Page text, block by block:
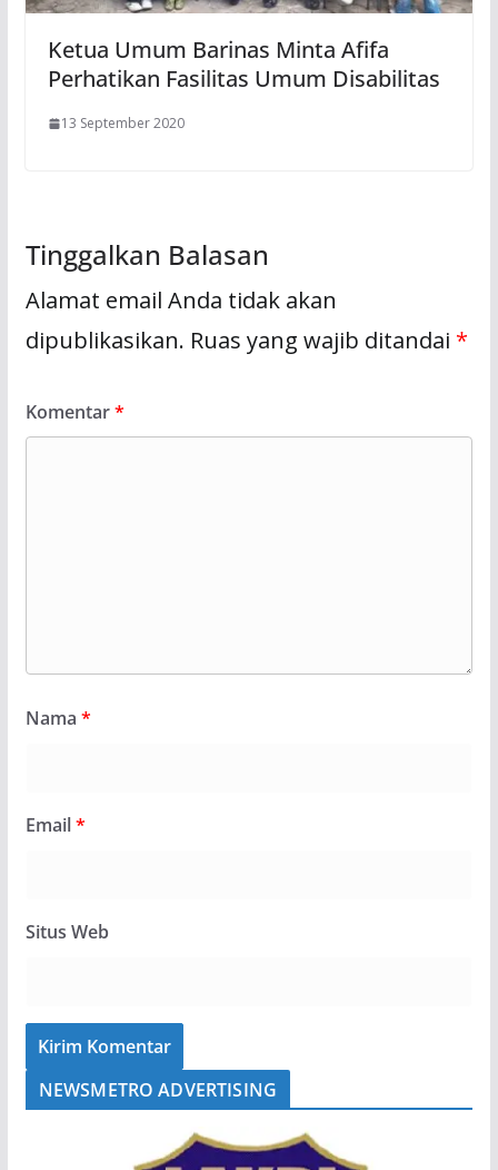
Ketua Umum Barinas Minta Afifa
Perhatikan Fasilitas Umum Disabilitas
13 September 2020
Tinggalkan Balasan
Alamat email Anda tidak akan
dipublikasikan. Ruas yang wajib ditandai *
Komentar*
Nama *
Email*
Situs Web
NEWSMETRO ADVERTISING